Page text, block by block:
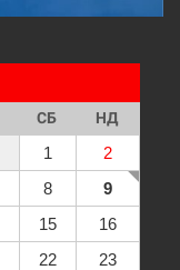
СБ НД
1
2
8
9
15
16
22
23